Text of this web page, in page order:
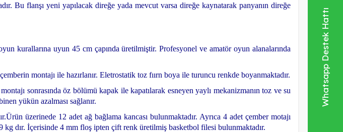
Whatsapp Destek Hattı
Bu flanşı yeni yapılacak direğe yada mevcut varsa direğe kaynatarak panyanın direğe
kurallarına uyun 45 cm çapında üretilmiştir. Profesyonel ve amatör oyun alanalarında
montajı ile hazırlanır. Eletrostatik toz fıırn boya ile turuncu renkde boyanmaktadır.
sonrasında öz bölümü kapak ile kapatılarak esneyen yaylı mekanizmanın toz ve su
yükün azalması sağlanır.
Ürün üzerinede 12 adet ağ bağlama kancası bulunmaktadır. Ayrıca 4 adet çember motajı
kg dır. İçerisinde 4 mm floş ipten çift renk üretilmiş basketbol filesi bulunmaktadır.